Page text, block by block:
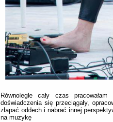
Równolegle cały czas
doświadczenia się przeciągały,
złapać oddech i nabrać innej
na muzykę